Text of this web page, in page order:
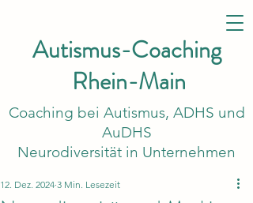
Autismus-Coaching
Rhein-Main
Coaching bei Autismus, ADHS und
AuDHS
Neurodiversität in Unternehmen
12. Dez. 2024 3 Min. Lesezeit